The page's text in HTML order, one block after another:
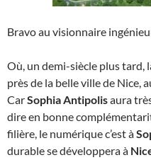
Bravo au visionnaire
Où, un demi-siècle plus
près de la belle ville de Nice,
CarSophia Antipolisaura
dire en bonne
filière, le numérique c’est à
durable se développera à